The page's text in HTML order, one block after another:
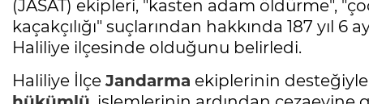
(JASAT) ekipleri, "kasten adam öldürme",
kaçakçılığı" suçlarından hakkında 187 yıl
Haliliye ilçesinde olduğunu belirledi.
Haliliye İlçe Jandarma ekiplerinin